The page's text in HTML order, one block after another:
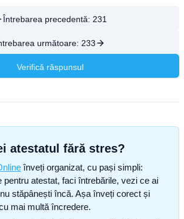
Întrebarea precedentă: 231
următoare: 233
Verifică răspunsul
atestatul fără stres?
înveți organizat, cu pași simpli:
pentru atestat, faci întrebările, vezi ce ai
stăpânești încă. Așa înveți corect și
mai multă încredere.